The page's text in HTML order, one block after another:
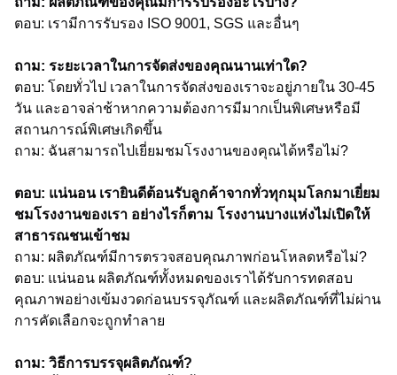
ตอบ: เรามีการรับรอง ISO 9001, SGS และอื่นๆ
ถาม: ระยะเวลาในการจัดส่งของคุณนานเท่าใด?
ตอบ: โดยทั่วไป เวลาในการจัดส่งของเราจะอยู่ภายใน 30-45
วัน และอาจล่าช้าหากความต้องการมีมากเป็นพิเศษหรือมี
สถานการณ์พิเศษเกิดขึ้น
ถาม: ฉันสามารถไปเยี่ยมชมโรงงานของคุณได้หรือไม่?
ตอบ: แน่นอน เรายินดีต้อนรับลูกค้าจากทั่วทุกมุมโลกมาเยี่ยม
ชมโรงงานของเรา อย่างไรก็ตาม โรงงานบางแห่งไม่เปิดให้
สาธารณชนเข้าชม
ถาม: ผลิตภัณฑ์มีการตรวจสอบคุณภาพก่อนโหลดหรือไม่?
ตอบ: แน่นอน ผลิตภัณฑ์ทั้งหมดของเราได้รับการทดสอบ
คุณภาพอย่างเข้มงวดก่อนบรรจุภัณฑ์ และผลิตภัณฑ์ที่ไม่ผ่าน
การคัดเลือกจะถูกทำลาย
ถาม: วิธีการบรรจุผลิตภัณฑ์?